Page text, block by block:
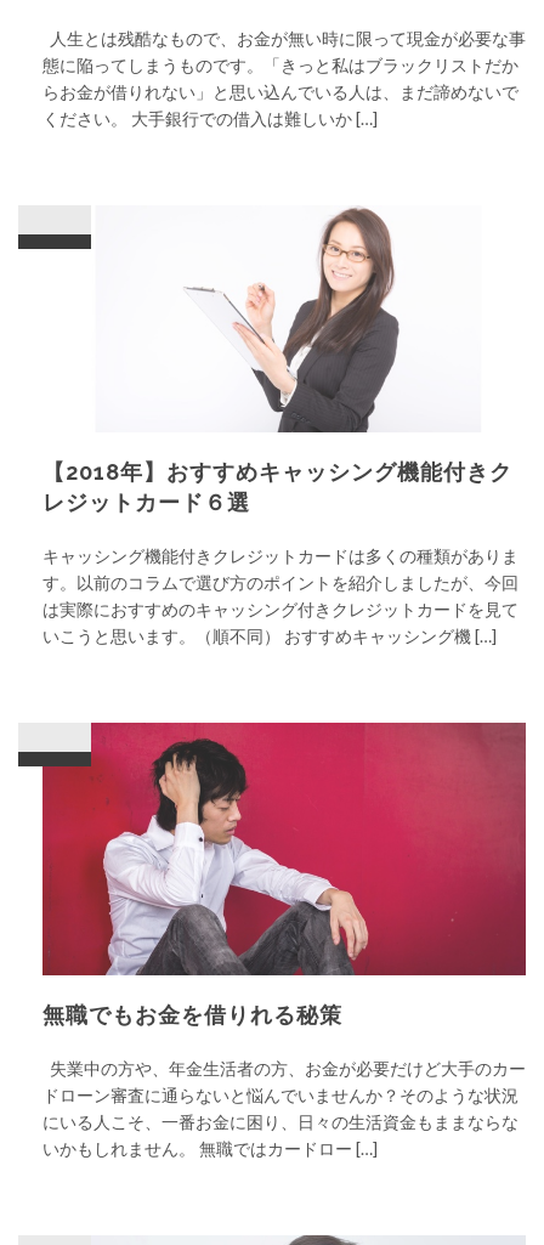
人生とは残酷なもので、お金が無い時に限って現金が必要な事
態に陥ってしまうものです。「きっと私はブラックリストだか
らお金が借りれない」と思い込んでいる人は、まだ諦めないで
ください。 大手銀行での借入は難しいか […]
【2018年】おすすめキャッシング機能付きク
レジットカード６選
キャッシング機能付きクレジットカードは多くの種類がありま
す。以前のコラムで選び方のポイントを紹介しましたが、今回
は実際におすすめのキャッシング付きクレジットカードを見て
いこうと思います。（順不同） おすすめキャッシング機 […]
無職でもお金を借りれる秘策
失業中の方や、年金生活者の方、お金が必要だけど大手のカー
ドローン審査に通らないと悩んでいませんか？そのような状況
にいる人こそ、一番お金に困り、日々の生活資金もままならな
いかもしれません。 無職ではカードロー […]